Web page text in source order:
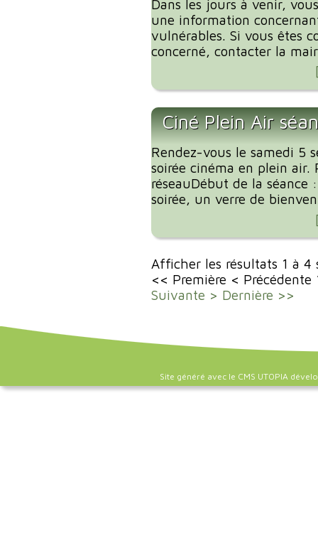
Dans les jours à venir,
une information
vulnérables. Si vous êtes
concerné, contacter la
Ciné Plein Air
Rendez-vous le samedi 5
soirée cinéma en plein
réseauDébut de la
soirée, un verre de
Afficher les résultats 1 à
<< Première < Précédente
Suivante > Dernière >>
Site généré avec le CMS UTOPIA